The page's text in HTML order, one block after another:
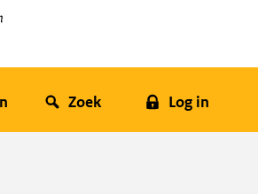
Zoek Log in